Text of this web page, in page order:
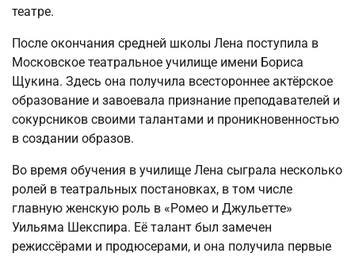
театре.
После окончания средней школы Лена поступила в
Московское театральное училище имени Бориса
Щукина. Здесь она получила всестороннее актёрское
образование и завоевала признание преподавателей и
сокурсников своими талантами и проникновенностью
в создании образов.
Во время обучения в училище Лена сыграла несколько
ролей в театральных постановках, в том числе
главную женскую роль в «Ромео и Джульетте»
Уильяма Шекспира. Её талант был замечен
режиссёрами и продюсерами, и она получила первые